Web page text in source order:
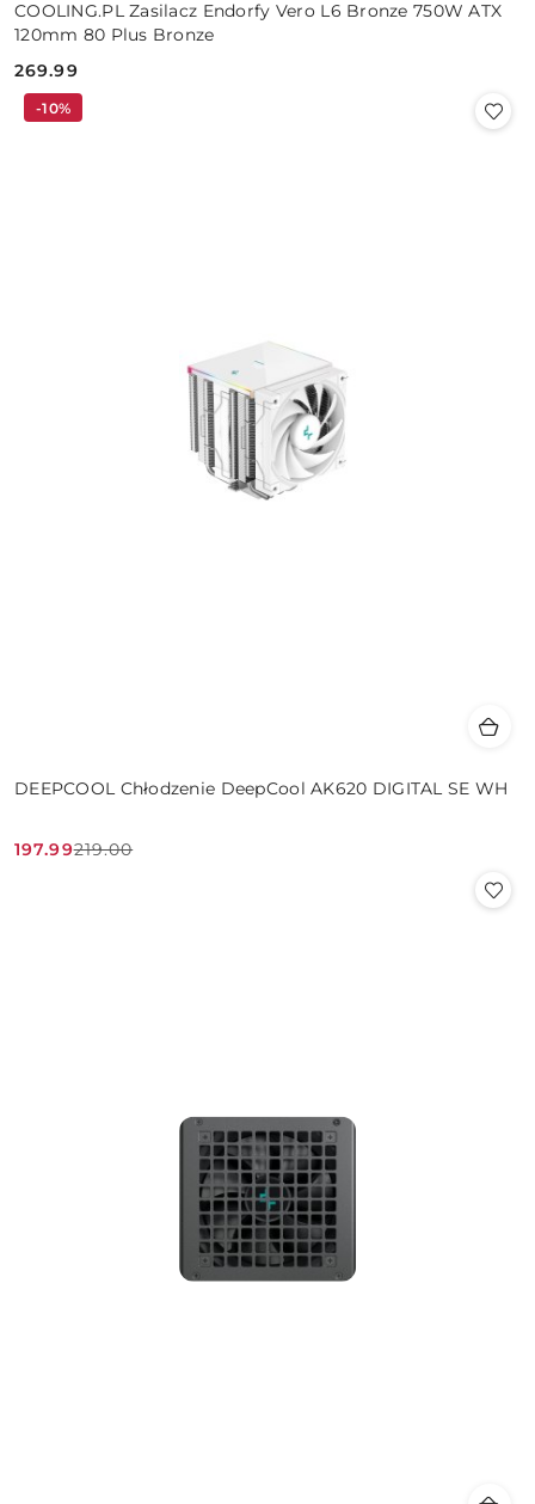
COOLING.PL Zasilacz Endorfy Vero L6 Bronze 750W ATX
120mm 80 Plus Bronze
Cena:
269.99
DEEPCOOL Chłodzenie DeepCool AK620 DIGITAL SE WH
Cena
197.99
Cena
219.00
-10%